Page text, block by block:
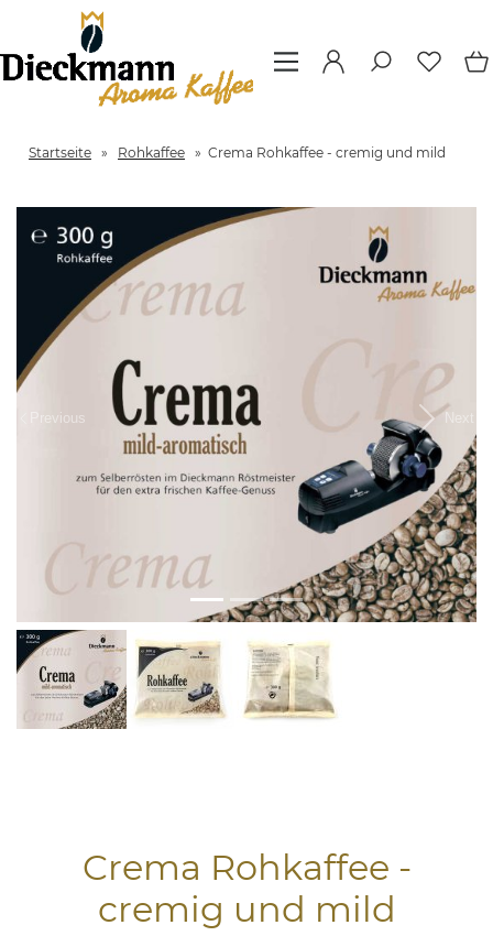
Startseite » Rohkaffee » Crema Rohkaffee - cremig und mild
Previous
Crema Rohkaffee -
cremig und mild